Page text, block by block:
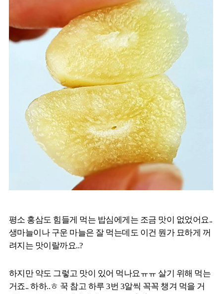
평소 홍삼도 힘들게 먹는 밥심에게는 조금 맛이 없었어요..
생마늘이나 구운 마늘은 잘 먹는데도 이건 뭔가 묘하게 꺼
려지는 맛이랄까요..?
하지만 약도 그렇고 맛이 있어 먹나요ㅠㅠ 살기 위해 먹는
거죠.. 하하..ㅎ 꾹 참고 하루 3번 3알씩 꼭꼭 챙겨 먹을 거